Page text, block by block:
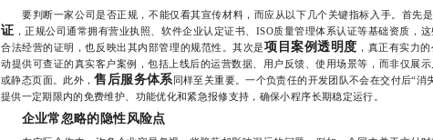
要判断一家公司是否正规，不能仅看其宣传材料，而应从以下几个关键指标入手。首先是
证 ，正规公司通常拥有营业执照、软件企业认定证书、ISO质量管理体系认证等基础资质，
合法经营的证明，也反映出其内部管理的规范性。其次是项目案例透明度 ，真正有实力
动提供可查证的真实客户案例，包括上线后的运营数据、用户反馈、使用场景等，而非仅展示
或静态页面。此外，售后服务体系同样至关重要。一个负责任的开发团队不会在交付后“消
提供一定期限内的免费维护、功能优化和紧急报修支持，确保小程序长期稳定运行。
企业常忽略的隐性风险点